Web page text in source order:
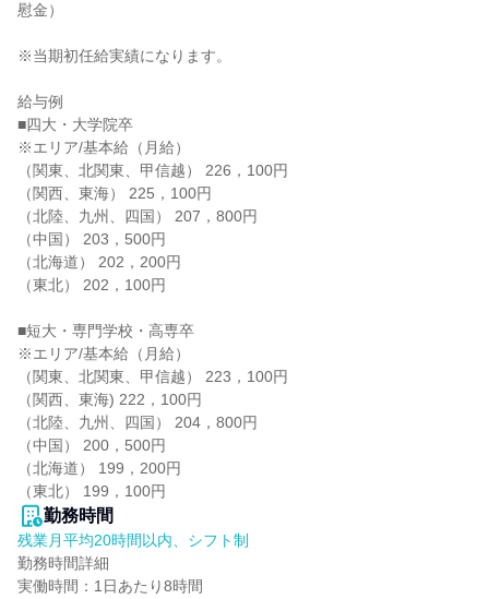
慰金）
※当期初任給実績になります。
給与例
■四大・大学院卒
※エリア/基本給（月給）
（関東、北関東、甲信越） 226，100円
（関西、東海） 225，100円
（北陸、九州、四国） 207，800円
（中国） 203，500円
（北海道） 202，200円
（東北） 202，100円
■短大・専門学校・高専卒
※エリア/基本給（月給）
（関東、北関東、甲信越） 223，100円
（関西、東海) 222，100円
（北陸、九州、四国） 204，800円
（中国） 200，500円
（北海道） 199，200円
（東北） 199，100円
勤務時間
残業月平均20時間以内、シフト制
勤務時間詳細
実働時間：1日あたり8時間